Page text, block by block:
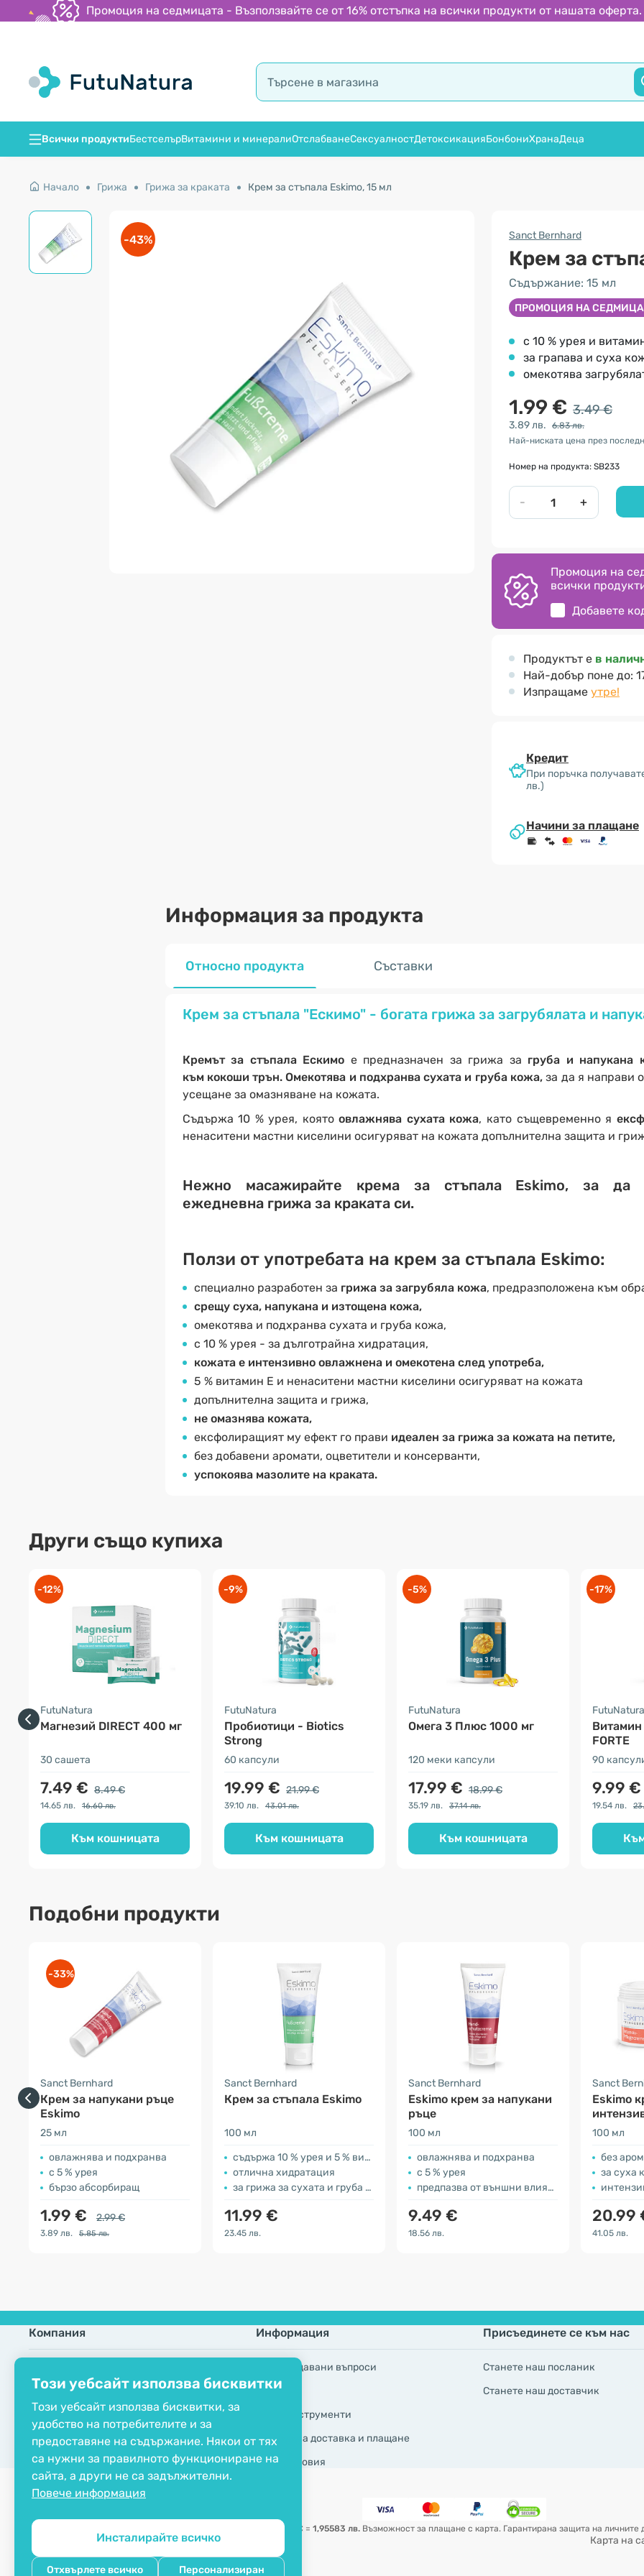
Този уебсайт използва бисквитки
Този уебсайт използва бисквитки, за
удобство на потребителите и за
предоставяне на съдържание. Някои от тях
са нужни за правилното функциониране на
сайта, а други не са задължителни.
Повече информация
Инсталирайте всичко
Отхвърлете всичко Персонализиран
Промоция на седмицата - Възползвайте се от 16% отстъпка на всички продукти от нашата оферта.
Всички продуктиБестселърВитамини и минералиОтслабванеСексуалностДетоксикацияБонбониХранаДеца
Начало Грижа Грижа за краката Крем за стъпала Eskimo, 15 мл
-43% Sanct Bernhard
Крем за
Съдържание: 15 мл
ПРОМОЦИЯ НА
с 10 % урея и
за грапава и суха
омекотява
1.99 € 3.49 €
3.89 лв.
6.83 лв.
Най-ниската цена през
Номер на продукта: SB233
- +
Промоция на
всички
Добавете
Продуктът е в
Най-добър поне до:
Изпращаме утре!
Кредит
При поръчка
лв.)
Начини за плащане
Информация за продукта
Относно продукта Съставки
Крем за стъпала "Ескимо" - богата грижа за загрубялата и
Кремът за стъпала Ескимо е предназначен за грижа за груба и напукана
към кокоши трън. Омекотява и подхранва сухата и груба кожа,за да я направи
усещане за омазняване на кожата.
Съдържа 10 % урея, коятоовлажнява сухата кожа, като същевременно я
ненаситени мастни киселини осигуряват на кожата допълнителна защита и
Нежно масажирайте крема за стъпала Eskimo, за да
ежедневна грижа за краката си.
Ползи от употребата на крем за стъпала Eskimo:
специално разработен за грижа за загрубяла кожа, предразположена към
срещу суха, напукана и изтощена кожа,
омекотява и подхранва сухата и груба кожа,
с 10 % урея - за дълготрайна хидратация,
кожата е интензивно овлажнена и омекотена след употреба,
5 % витамин Е и ненаситени мастни киселини осигуряват на кожата
допълнителна защита и грижа,
не омазнява кожата,
ексфолиращият му ефект го прави идеален за грижа за кожата на петите,
без добавени аромати, оцветители и консерванти,
успокоява мазолите на краката.
Други също купиха
-12%
FutuNatura
Магнезий DIRECT 400 мг
30 сашета
7.49 € 8.49 €
14.65 лв. 16.60 лв.
Към кошницата
-9%
FutuNatura
Пробиотици - Biotics
Strong
60 капсули
19.99 € 21.99 €
39.10 лв. 43.01 лв.
Към кошницата
-5%
FutuNatura
Омега 3 Плюс 1000 мг
120 меки капсули
17.99 € 18.99 €
35.19 лв. 37.14 лв.
Към кошницата
-17%
FutuNatura
FORTE
90
9.99 €
19.54 лв.
Подобни продукти
-33%
Sanct Bernhard
Крем за напукани ръце
Eskimo
25 мл
овлажнява и подхранва
с 5 % урея
бързо абсорбиращ
1.99 € 2.99 €
3.89 лв. 5.85 лв.
Sanct Bernhard
Крем за стъпала Eskimo
100 мл
съдържа 10 % урея и 5 % витамин Е
отлична хидратация
за грижа за сухата и груба кожа на стъпалата
11.99 €
23.45 лв.
Sanct Bernhard
Eskimo крем за напукани
ръце
100 мл
овлажнява и подхранва
с 5 % урея
предпазва от външни влияния
9.49 €
18.56 лв.
Sanct
Eskimo
суха кожа
100 мл
без
за суха
20.99
41.05 лв.
Компания
Свържете се с нас
За компанията
Информация
Често задавани въпроси
Марки
GDPR инструменти
Начини на доставка и плащане
Общи условия
Присъединете се към нас
Станете наш посланик
Станете наш доставчик
Фиксиран курс на конвертиране: 1 € = 1,95583 лв. Възможност за плащане с карта. Гарантирана защита на личните
Copyright © 2012 - 2026   |   Be Healthy Group d.o.o. Карта на